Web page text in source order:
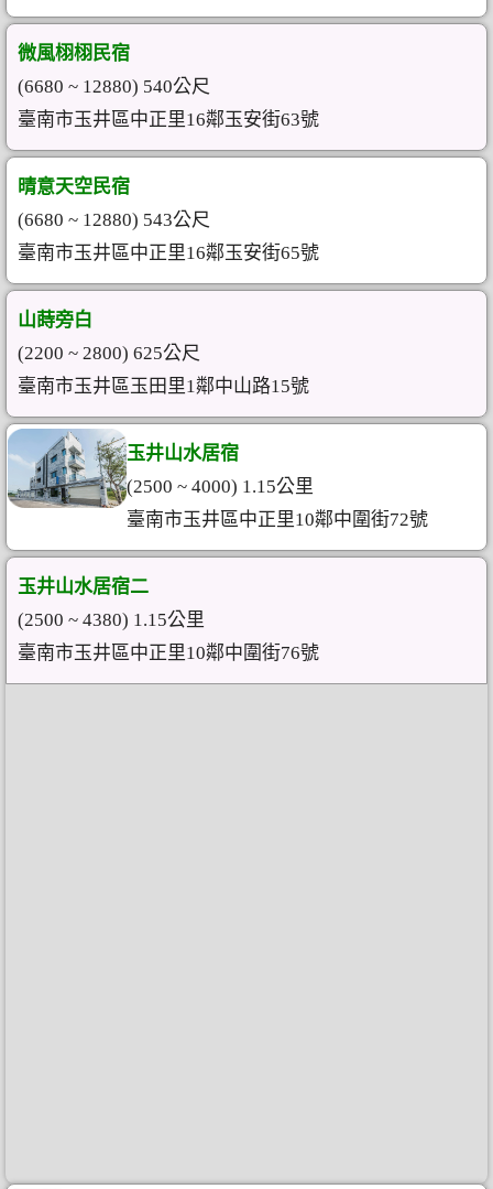
微風栩栩民宿
(6680 ~ 12880) 540公尺
臺南市玉井區中正里16鄰玉安街63號
晴意天空民宿
(6680 ~ 12880) 543公尺
臺南市玉井區中正里16鄰玉安街65號
山蒔旁白
(2200 ~ 2800) 625公尺
臺南市玉井區玉田里1鄰中山路15號
玉井山水居宿
(2500 ~ 4000) 1.15公里
臺南市玉井區中正里10鄰中圍街72號
玉井山水居宿二
(2500 ~ 4380) 1.15公里
臺南市玉井區中正里10鄰中圍街76號